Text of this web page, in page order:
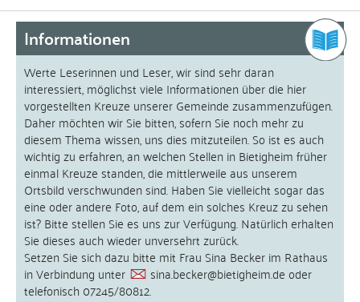
Informationen
Werte Leserinnen und Leser, wir sind sehr daran
interessiert, möglichst viele Informationen über die hier
vorgestellten Kreuze unserer Gemeinde zusammenzufügen.
Daher möchten wir Sie bitten, sofern Sie noch mehr zu
diesem Thema wissen, uns dies mitzuteilen. So ist es auch
wichtig zu erfahren, an welchen Stellen in Bietigheim früher
einmal Kreuze standen, die mittlerweile aus unserem
Ortsbild verschwunden sind. Haben Sie vielleicht sogar das
eine oder andere Foto, auf dem ein solches Kreuz zu sehen
ist? Bitte stellen Sie es uns zur Verfügung. Natürlich erhalten
Sie dieses auch wieder unversehrt zurück.
Setzen Sie sich dazu bitte mit Frau Sina Becker im Rathaus
in Verbindung unter
sina.becker@bietigheim.deoder
telefonisch 07245/80812.